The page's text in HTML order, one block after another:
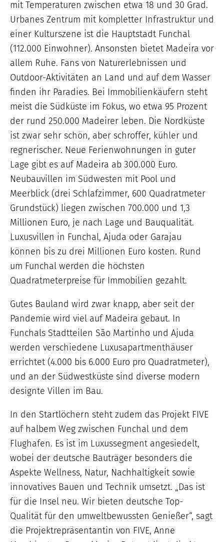
mit Temperaturen zwischen etwa 18 und 30 Grad.
Urbanes Zentrum mit kompletter Infrastruktur und
einer Kulturszene ist die Hauptstadt Funchal
(112.000 Einwohner). Ansonsten bietet Madeira vor
allem Ruhe. Fans von Naturerlebnissen und
Outdoor-Aktivitäten an Land und auf dem Wasser
finden ihr Paradies. Bei Immobilienkäufern steht
meist die Südküste im Fokus, wo etwa 95 Prozent
der rund 250.000 Madeirer leben. Die Nordküste
ist zwar sehr schön, aber schroffer, kühler und
regnerischer. Neue Ferienwohnungen in guter
Lage gibt es auf Madeira ab 300.000 Euro.
Neubauvillen im Südwesten mit Pool und
Meerblick (drei Schlafzimmer, 600 Quadratmeter
Grundstück) liegen zwischen 700.000 und 1,3
Millionen Euro, je nach Lage und Bauqualität.
Luxusvillen in Funchal, Ajuda oder Garajau
können bis zu drei Millionen Euro kosten. Rund
um Funchal werden die höchsten
Quadratmeterpreise für Immobilien gezahlt.
Gutes Bauland wird zwar knapp, aber seit der
Pandemie wird viel auf Madeira gebaut. In
Funchals Stadtteilen São Martinho und Ajuda
werden verschiedene Luxusapartmenthäuser
errichtet (4.000 bis 6.000 Euro pro Quadratmeter),
und an der Südwestküste sind diverse modern
designte Villen im Bau.
In den Startlöchern steht zudem das Projekt FIVE
auf halbem Weg zwischen Funchal und dem
Flughafen. Es ist im Luxussegment angesiedelt,
wobei der deutsche Bauträger besonders die
Aspekte Wellness, Natur, Nachhaltigkeit sowie
innovatives Bauen und Technik umsetzt. „Das ist
für die Insel neu. Wir bieten deutsche Top-
Qualität für den umweltbewussten Genießer“, sagt
die Projektrepräsentantin von FIVE, Anne